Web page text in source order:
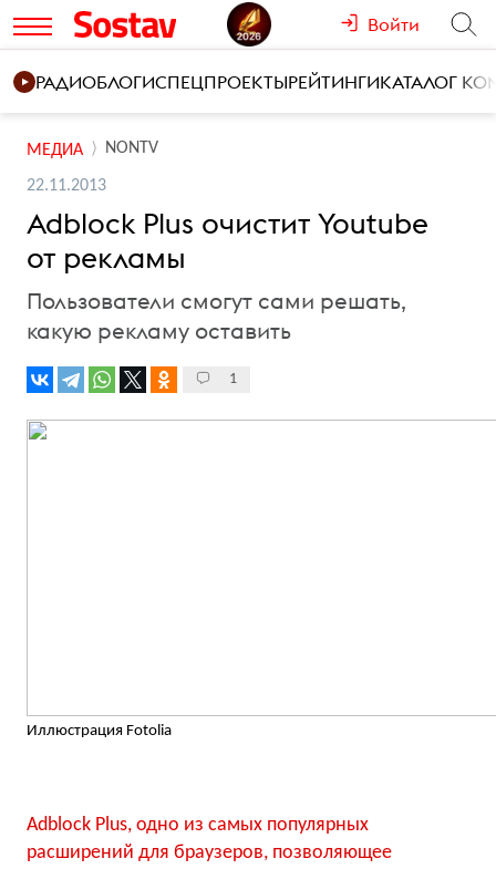
Войти
РАДИОБЛОГИСПЕЦПРОЕКТЫРЕЙТИНГИКАТАЛОГ
МЕДИА NONTV
22.11.2013
Adblock Plus очистит Youtube
от рекламы
Пользователи смогут сами решать,
какую рекламу оставить
1
Иллюстрация Fotolia
Adblock Plus, одно из самых популярных
расширений для браузеров, позволяющее